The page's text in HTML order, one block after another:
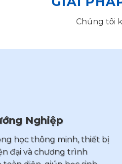
Chúng tôi
Nghiệp
học thông minh, thiết bị
đại và chương trình